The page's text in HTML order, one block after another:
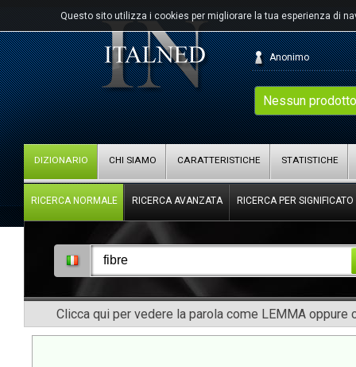
Questo sito utilizza i cookies per migliorare la tua esperienza di
Nessun
Anonimo
DIZIONARIO CHI SIAMO CARATTERISTICHE STATISTICHE
RICERCA NORMALE RICERCA AVANZATA RICERCA PER SIGNIFICATO
Clicca qui per vedere la parola come LEMMA oppure